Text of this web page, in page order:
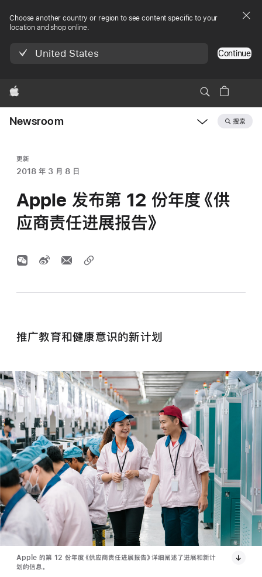
Choose another country or region to see content specific to your
location and shop online.
United States Continue
Apple
Newsroom 搜索
更新
2018 年 3 月 8 日
Apple 发布第 12 份年度《供
应商责任进展报告》
推广教育和健康意识的新计划
Apple 的第 12 份年度《供应商责任进展报告》详细阐述了进展和新计
划的信息。